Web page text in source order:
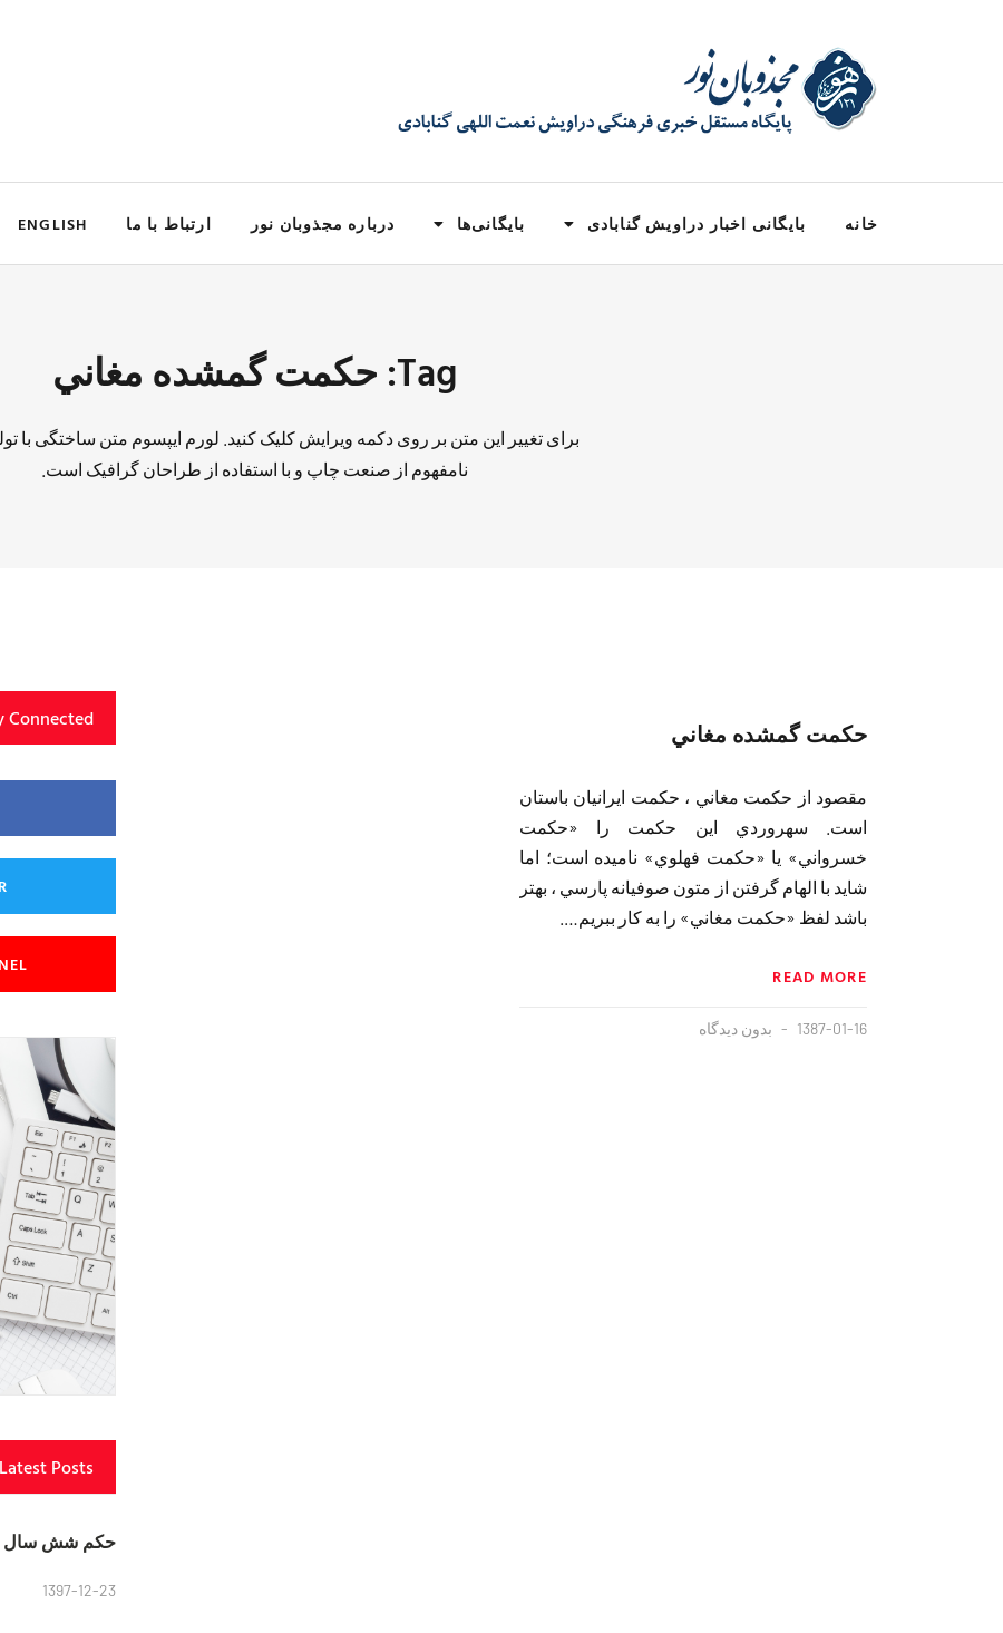
خانه بایگانی اخبار دراویش گنابادی بایگانی‌ها درباره مجذوبان نور ارتباط با ما ENGLISH
Tag: حكمت گمشده مغاني
برای تغییر این متن بر روی دکمه ویرایش کلیک کنید. لورم ایپسوم متن ساختگی با
نامفهوم از صنعت چاپ و با استفاده از طراحان گرافیک است.
حكمت گمشده مغاني
مقصود از حكمت مغاني ، حكمت ايرانيان باستان
است. سهروردي اين حكمت را «حكمت
خسرواني» يا «حكمت فهلوي» ناميده است؛ اما
شايد با الهام گرفتن از متون صوفيانه پارسي ، بهتر
باشد لفظ «حكمت مغاني» را به كار ببريم….
READ MORE
1387-01-16 بدون دیدگاه
Connected
Latest Posts
حکم شش سال
1397-12-23